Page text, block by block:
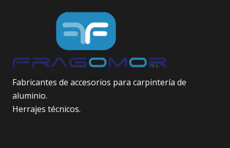
Fabricantes de accesorios para carpintería de
aluminio.
Herrajes técnicos.